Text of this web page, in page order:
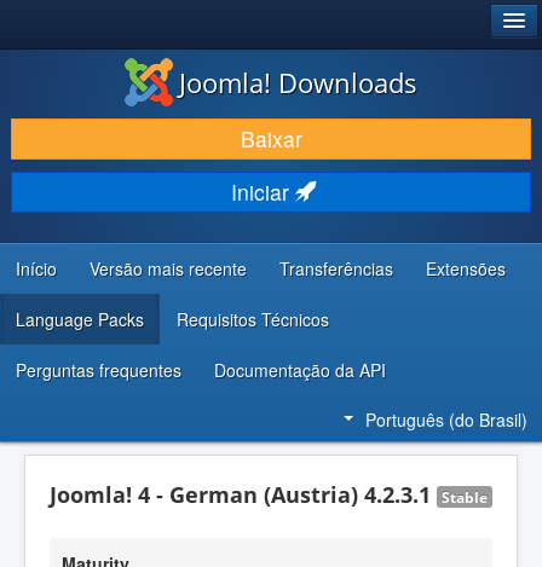
BAIXAR E APRIMORAR
DESCUBRA & APRENDA
COMUNIDADE & SUPORTE
RECURSOS PARA DESENVOLVEDORES
Joomla! Downloads
Baixar
Iniciar
Início Versão mais recente Transferências Extensões
Language Packs Requisitos Técnicos
Perguntas frequentes Documentação da API
Português (do Brasil)
Joomla! 4 - German (Austria) 4.2.3.1 Stable